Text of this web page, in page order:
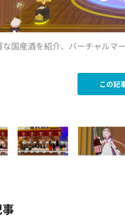
な国産酒を紹介、バーチャルマ
この記